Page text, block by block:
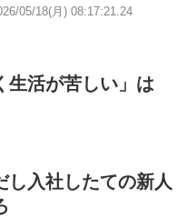
05/18(月) 08:17:21.24
生活が苦しい」は
し入社したての新人